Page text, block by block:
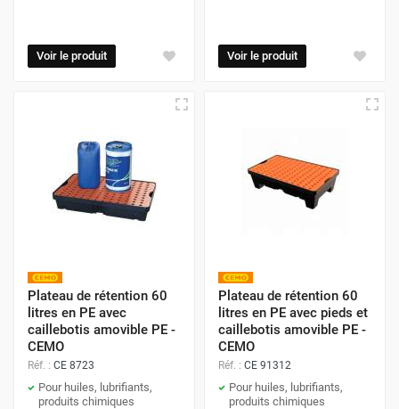
Voir le produit Voir le produit
Plateau de rétention 60
litres en PE avec
caillebotis amovible PE -
CEMO
Réf. : CE 8723
Pour huiles, lubrifiants,
produits chimiques
Plateau de rétention 60
litres en PE avec pieds et
caillebotis amovible PE -
CEMO
Réf. : CE 91312
Pour huiles, lubrifiants,
produits chimiques